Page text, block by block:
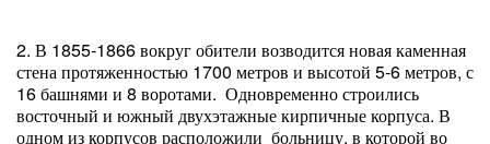
2. В 1855-1866 вокруг обители возводится новая каменная
стена протяженностью 1700 метров и высотой 5-6 метров, с
16 башнями и 8 воротами. Одновременно строились
восточный и южный двухэтажные кирпичные корпуса. В
одном из корпусов расположили больницу, в которой во